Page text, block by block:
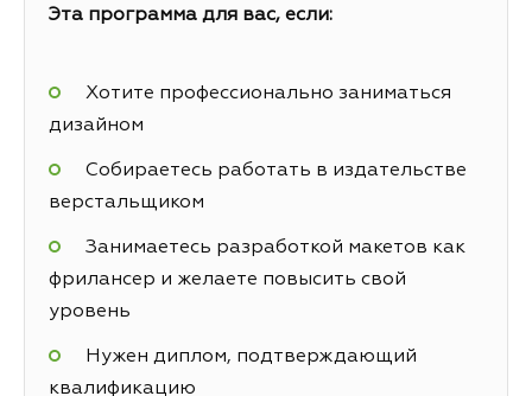
Эта программа для вас, если:
Хотите профессионально заниматься
дизайном
Собираетесь работать в издательстве
верстальщиком
Занимаетесь разработкой макетов как
фрилансер и желаете повысить свой
уровень
Нужен диплом, подтверждающий
квалификацию